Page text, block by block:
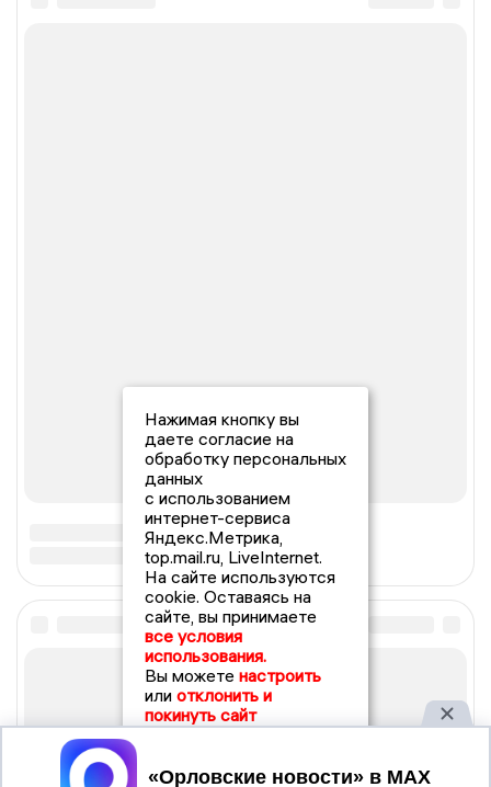
Нажимая кнопку вы
даете согласие на
обработку персональных
данных
с использованием
интернет-сервиса
Яндекс.Метрика,
top.mail.ru, LiveInternet.
На сайте используются
cookie. Оставаясь на
сайте, вы принимаете
все условия
использования.
Вы можете настроить
или отклонить и
покинуть сайт
Принять